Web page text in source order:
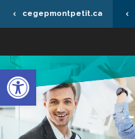
Ouvrir la barre d’outils
cegepmontpetit.ca